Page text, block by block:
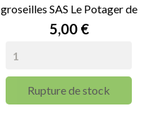
groseilles SAS Le Potager de
Diane - 345g
Prix
5,00 €
Rupture de stock